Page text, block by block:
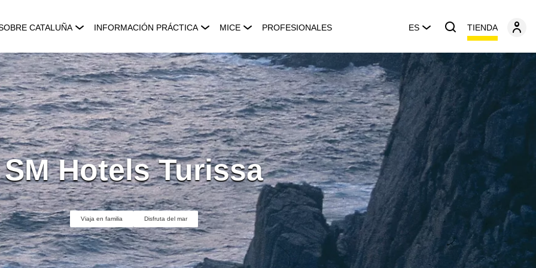
CATALUÑA INFORMACIÓN PRÁCTICA MICE PROFESIONALES ES TIENDA
SM Hotels Turissa
Viaja en familia Disfruta del mar